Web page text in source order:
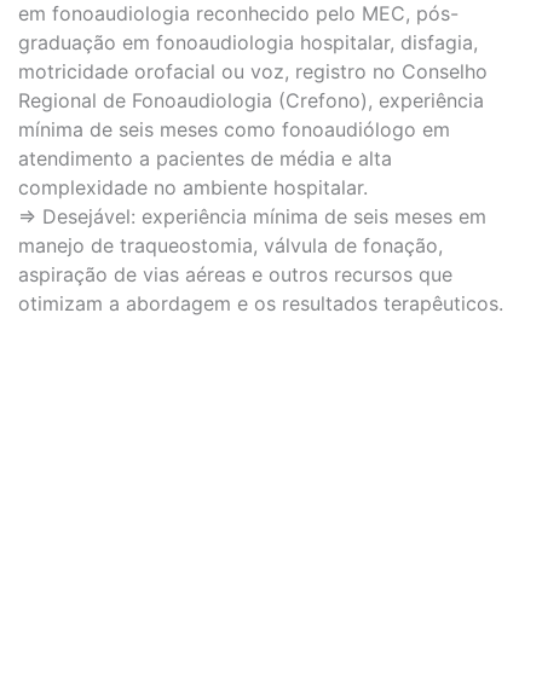
em fonoaudiologia reconhecido pelo MEC, pós-
graduação em fonoaudiologia hospitalar, disfagia,
motricidade orofacial ou voz, registro no Conselho
Regional de Fonoaudiologia (Crefono), experiência
mínima de seis meses como fonoaudiólogo em
atendimento a pacientes de média e alta
complexidade no ambiente hospitalar.
⇒ Desejável: experiência mínima de seis meses em
manejo de traqueostomia, válvula de fonação,
aspiração de vias aéreas e outros recursos que
otimizam a abordagem e os resultados terapêuticos.